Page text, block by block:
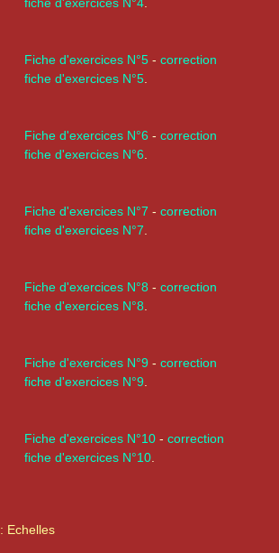
Fiche d'exercices N°5- correction
fiche d'exercices N°5.
Fiche d'exercices N°6 - correction
fiche d'exercices N°6
Fiche d'exercices N°7 - correction
fiche d'exercices N°7
Fiche d'exercices N°8 - correction
fiche d'exercices N°8
Fiche d'exercices N°9 - correction
fiche d'exercices N°9
Fiche d'exercices N°10- correction
fiche d'exercices N°10.
: Echelles